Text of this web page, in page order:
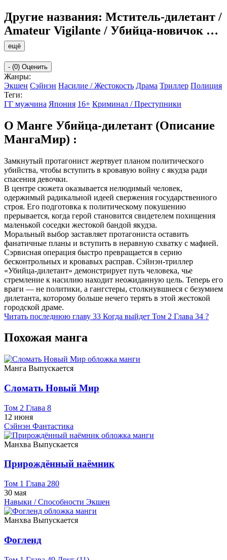
Другие названия: Мститель-дилетант /
Amateur Vigilante / Убийца-новичок …
ещё
- (0) Оценить
Жанры:
Экшен Сэйнэн Насилие / Жестокость Драма Триллер Полиция
Теги:
ГГ мужчина Япония 16+ Криминал / Преступники
О Манге Убийца-дилетант (Описание
МангаМир) :
Замкнутый протагонист жертвует планом политического
убийства, чтобы вступить в кровавую войну с якудза ради
спасения девочки.
В центре сюжета оказывается нелюдимый человек,
одержимый радикальной идеей свержения государственного
строя. Его подготовка к политическому покушению
прерывается, когда герой становится свидетелем похищения
маленькой соседки жестокой бандой якудза.
Моральный выбор заставляет протагониста оставить
фанатичные планы и вступить в неравную схватку с мафией.
Сэрвисная операция быстро превращается в серию
бесконтрольных и кровавых расправ. Сэйнэн-триллер
«Убийца-дилетант» демонстрирует путь человека, чье
стремление к насилию находит неожиданную цель. Теперь его
враги — не политики, а гангстеры, столкнувшиеся с безумием
дилетанта, которому больше нечего терять в этой жестокой
городской драме.
Читать последнюю главу 33 Когда выйдет Том 2 Глава 34 ?
Похожая манга
Манга Выпускается
Сломать Новый Мир
Том 2 Глава 8
12 июня
Сэйнэн Фантастика
Манхва Выпускается
Прирождённый наёмник
Том 1 Глава 280
30 мая
Навыки / Способности Экшен
Манхва Выпускается
Фогленд